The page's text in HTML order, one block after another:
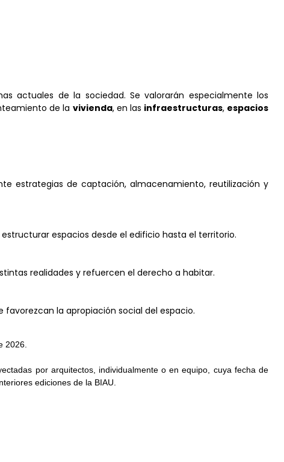
actuales de la sociedad. Se valorarán especialmente los
de la vivienda, en las infraestructuras, espacios
estrategias de captación, almacenamiento, reutilización y
espacios desde el edificio hasta el territorio.
realidades y refuercen el derecho a habitar.
la apropiación social del espacio.
2026.
por arquitectos, individualmente o en equipo, cuya fecha de
ediciones de la BIAU.